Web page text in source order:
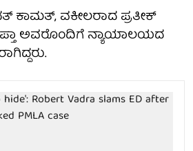
ಕಾಮತ್, ವಕೀಲರಾದ ಪ್ರತೀಕ್
ಅವರೊಂದಿಗೆ ನ್ಯಾಯಾಲಯದ